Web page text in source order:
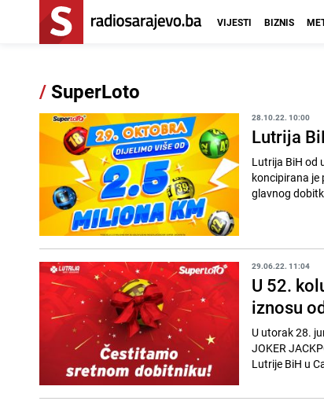
VIJESTI BIZNIS
/ SuperLoto
28.10.22. 10:00
Lutrija
Lutrija BiH od
koncipirana je
glavnog
29.06.22. 11:04
U 52.
iznosu
U utorak 28.
JOKER
Lutrije BiH u